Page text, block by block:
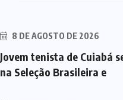
8 DE AGOSTO DE 2026
Jovem tenista de Cuiabá
na Seleção Brasileira e